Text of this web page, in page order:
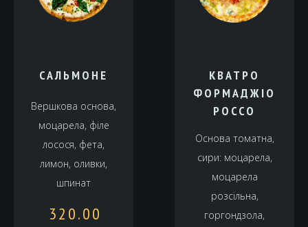
САЛЬМОНЕ
Вершкова основа,
моцарела, філе
лосося, фета,
лимон, оливки,
шпинат
320.00
КВАТРО
ФОРМАДЖІО
РОССО
Основа томатна,
сири: моцарела,
моцарела
розсільна,
горгондзола,